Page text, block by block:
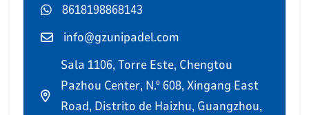
8618198868143
info@gzunipadel.com
Sala 1106, Torre Este, Chengtou
Pazhou Center, N.º 608, Xingang East
Road, Distrito de Haizhu, Guangzhou,